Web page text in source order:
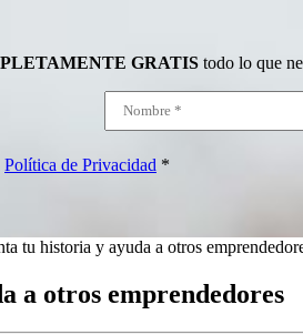
GRATIS todo lo que
Política de Privacidad *
tu historia y ayuda a otros
a otros emprendedores